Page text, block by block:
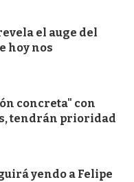
el auge del
hoy nos
concreta" con
tendrán prioridad
yendo a Felipe